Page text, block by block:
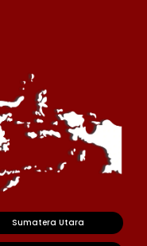
Sumatera Utara